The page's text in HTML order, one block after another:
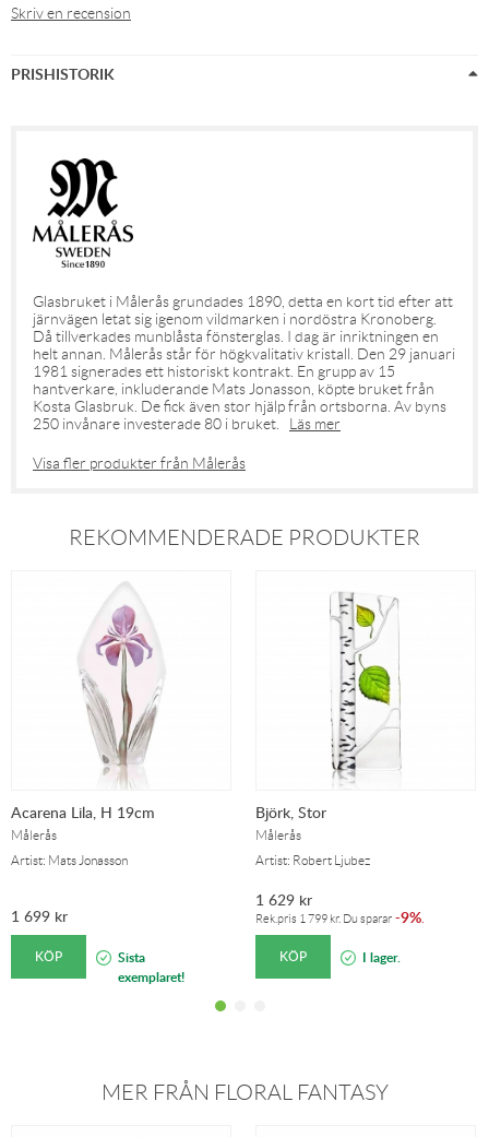
Skriv en recension
PRISHISTORIK
Glasbruket i Målerås grundades 1890, detta en kort tid efter att
järnvägen letat sig igenom vildmarken i nordöstra Kronoberg.
Då tillverkades munblåsta fönsterglas. I dag är inriktningen en
helt annan. Målerås står för högkvalitativ kristall. Den 29 januari
1981 signerades ett historiskt kontrakt. En grupp av 15
hantverkare, inkluderande Mats Jonasson, köpte bruket från
Kosta Glasbruk. De fick även stor hjälp från ortsborna. Av byns
250 invånare investerade 80 i bruket. Läs mer
Visa fler produkter från Målerås
REKOMMENDERADE PRODUKTER
Acarena Lila, H 19cm
Målerås
Artist: Mats Jonasson
1 699 kr
KÖP
Sista
exemplaret!
Björk, Stor
Målerås
Artist: Robert Ljubez
1 629 kr
Rek.pris 1 799 kr. Du sparar -9%
KÖP I lager.
MER FRÅN FLORAL FANTASY